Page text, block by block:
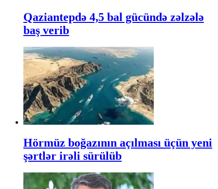
Qaziantepdə 4,5 bal gücündə zəlzələ
baş verib
Hörmüz boğazının açılması üçün yeni
şərtlər irəli sürülüb